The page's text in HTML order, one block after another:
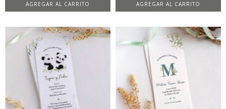
AGREGAR AL CARRITO AGREGAR AL CARRITO